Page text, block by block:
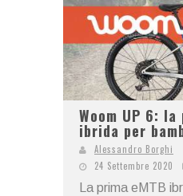
Woom UP 6: la
ibrida per
Alessandro Borghi
24 Settembre 2020
La prima eMTB